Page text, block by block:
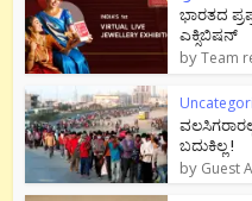
ಭಾರತದ
ಎಕ್ಸಿಬಿಷನ್
byTeam
ಬದುಕಿಲ್ಲ !
by Guest